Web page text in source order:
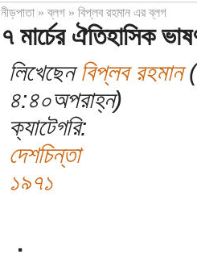
নীড়পাতা»ব্লগ» বিপ্লব রহমান এর ব্লগ
৭ মার্চের ঐতিহাসিক
লিখেছেনবিপ্লব রহমান
৪:৪০অপরাহ্ন)
ক্যাটেগরি:
দেশচিন্তা
১৯৭১
.